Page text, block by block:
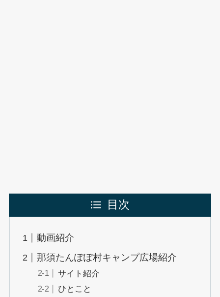
目次
動画紹介
那須たんぽぽ村キャンプ広場紹介
サイト紹介
ひとこと